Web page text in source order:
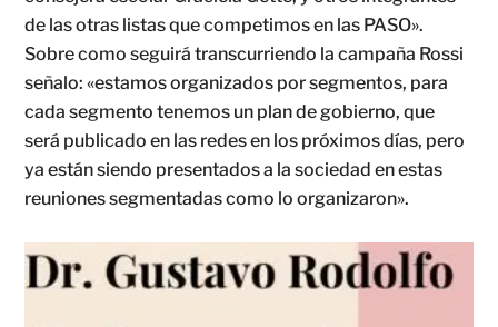
de las otras listas que competimos en las PASO».
Sobre como seguirá transcurriendo la campaña Rossi
señalo: «estamos organizados por segmentos, para
cada segmento tenemos un plan de gobierno, que
será publicado en las redes en los próximos días, pero
ya están siendo presentados a la sociedad en estas
reuniones segmentadas como lo organizaron».